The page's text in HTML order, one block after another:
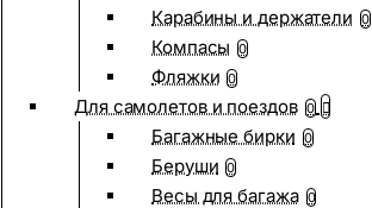
Карабины и держатели 0
Компасы 0
Фляжки 0
Для самолетов и поездов 0
Багажные бирки 0
Беруши 0
Весы для багажа 0